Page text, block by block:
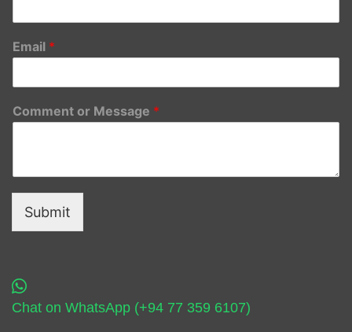
Email *
Comment or Message *
Submit
Chat on WhatsApp (+94 77 359 6107)